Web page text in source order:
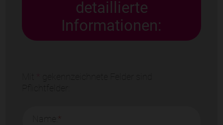
detaillierte
Informationen:
Name: *